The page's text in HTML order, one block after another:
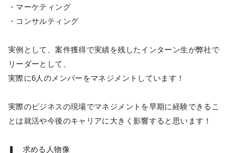
・マーケティング
・コンサルティング
実例として、案件獲得で実績を残したインターン生が弊社で
リーダーとして、
実際に6人のメンバーをマネジメントしています！
実際のビジネスの現場でマネジメントを早期に経験できるこ
とは就活や今後のキャリアに大きく影響すると思います！
❚ 求める人物像